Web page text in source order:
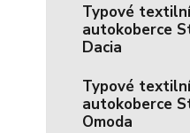
Typové textilní
autokoberce
Dacia
Typové textilní
autokoberce
Omoda